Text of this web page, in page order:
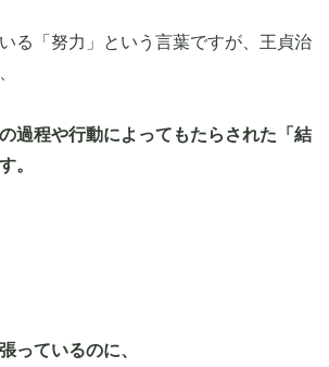
る「努力」という言葉ですが、王貞治
過程や行動によってもたらされた「結
。
っているのに、